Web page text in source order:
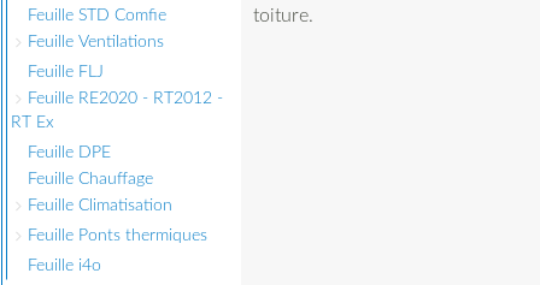
Feuille STD Comfie
Feuille Ventilations
Feuille FLJ
Feuille RE2020 - RT2012 -
RT Ex
Feuille DPE
Feuille Chauffage
Feuille Climatisation
Feuille Ponts thermiques
Feuille i4o
toiture.